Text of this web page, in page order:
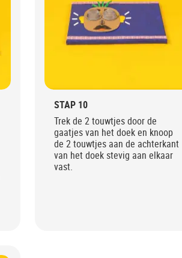
STAP 10
Trek de 2 touwtjes door de
gaatjes van het doek en knoop
de 2 touwtjes aan de achterkant
van het doek stevig aan elkaar
vast.